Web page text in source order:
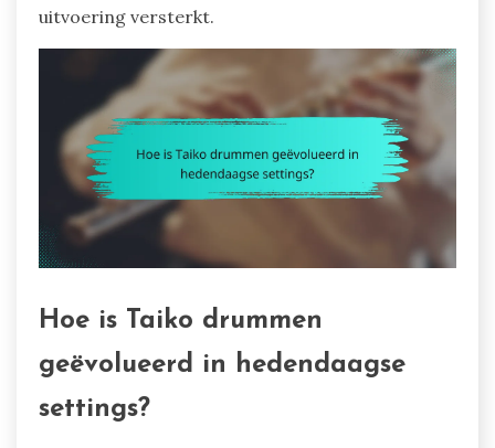
uitvoering versterkt.
Hoe is Taiko drummen
geëvolueerd in hedendaagse
settings?